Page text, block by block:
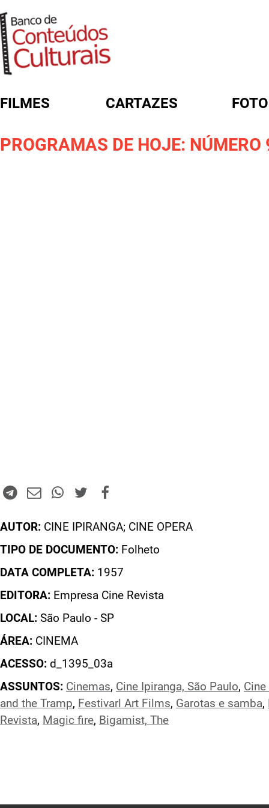
FILMES CARTAZES
PROGRAMAS DE HOJE: NÚMERO
AUTOR: CINE IPIRANGA; CINE OPERA
TIPO DE DOCUMENTO: Folheto
DATA COMPLETA: 1957
EDITORA: Empresa Cine Revista
LOCAL: São Paulo - SP
ÁREA: CINEMA
ACESSO: d_1395_03a
ASSUNTOS: Cinemas, Cine Ipiranga, São Paulo,
and the Tramp, Festivarl Art Films, Garotas e samba,
Revista, Magic fire, Bigamist, The
FORMULÁRIO DE BUSCA